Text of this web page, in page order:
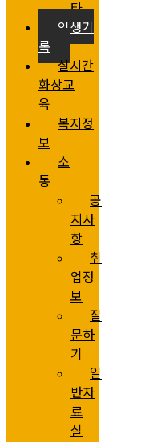
타
인생기
록
실시간
화상교
육
복지정
보
소
통
공
지사
항
취
업정
보
질
문하
기
일
반자
료
실